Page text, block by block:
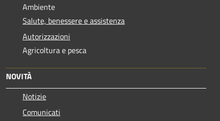
Ambiente
Salute, benessere e assistenza
Autorizzazioni
Agricoltura e pesca
NOVITÀ
Notizie
Comunicati